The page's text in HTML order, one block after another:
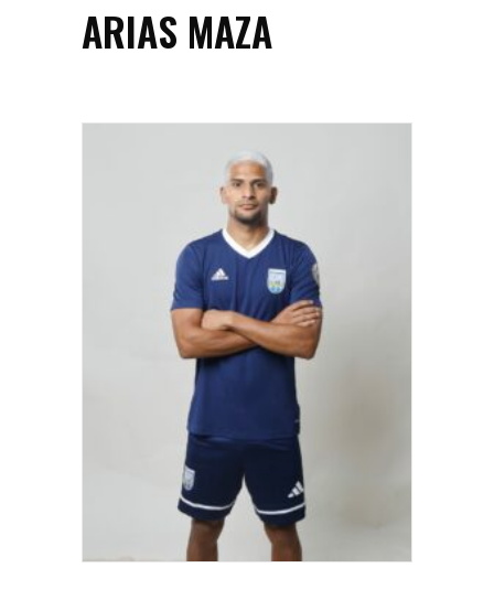
ARIAS MAZA